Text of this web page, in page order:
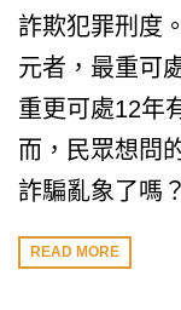
詐欺犯罪刑度
元者，最重可
重更可處12年
而，民眾想問
詐騙亂象了嗎？
READ MORE